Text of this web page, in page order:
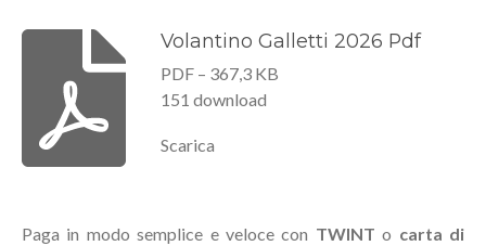
Volantino Galletti 2026 Pdf
PDF – 367,3 KB
151 download
Scarica
Paga in modo semplice e veloce con TWINT o carta di